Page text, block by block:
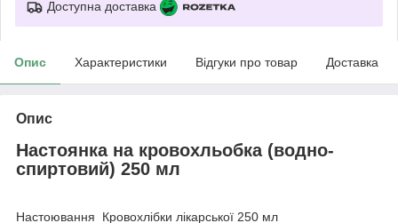
Доступна доставка
Опис Характеристики Відгуки про товар Доставка
Опис
Настоянка на кровохльобка (водно-
спиртовий) 250 мл
Настоювання Кровохлібки лікарської 250 мл